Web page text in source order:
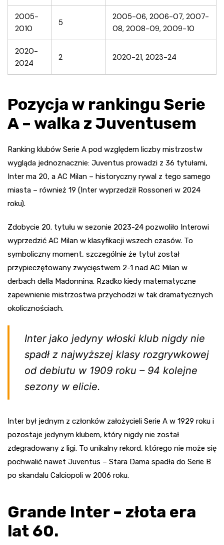
2005-
2010
5
2005-06, 2006-07, 2007-
08, 2008-09, 2009-10
2020-
2024
2 2020-21, 2023-24
Pozycja w rankingu Serie
A – walka z Juventusem
Ranking klubów Serie A pod względem liczby mistrzostw
wygląda jednoznacznie: Juventus prowadzi z 36 tytułami,
Inter ma 20, a AC Milan – historyczny rywal z tego samego
miasta – również 19 (Inter wyprzedził Rossoneri w 2024
roku).
Zdobycie 20. tytułu w sezonie 2023-24 pozwoliło Interowi
wyprzedzić AC Milan w klasyfikacji wszech czasów. To
symboliczny moment, szczególnie że tytuł został
przypieczętowany zwycięstwem 2-1 nad AC Milan w
derbach della Madonnina. Rzadko kiedy matematyczne
zapewnienie mistrzostwa przychodzi w tak dramatycznych
okolicznościach.
Inter jako jedyny włoski klub nigdy nie
spadł z najwyższej klasy rozgrywkowej
od debiutu w 1909 roku – 94 kolejne
sezony w elicie.
Inter był jednym z członków założycieli Serie A w 1929 roku i
pozostaje jedynym klubem, który nigdy nie został
zdegradowany z ligi. To unikalny rekord, którego nie może się
pochwalić nawet Juventus – Stara Dama spadła do Serie B
po skandalu Calciopoli w 2006 roku.
Grande Inter – złota era
lat 60.